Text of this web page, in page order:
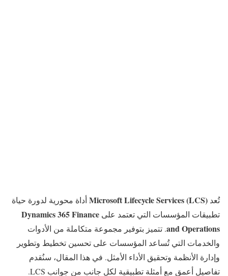
تُعد Microsoft Lifecycle Services (LCS)أداة محورية لدورة حياة
تطبيقات المؤسسات التي تعتمد على Dynamics 365 Finance
and Operations. تتميز بتوفير مجموعة متكاملة من الأدوات
والخدمات التي تُساعد المؤسسات على تحسين تخطيط وتطوير
وإدارة الأنظمة وتحقيق الأداء الأمثل. في هذا المقال، سنُقدم
تفاصيل أعمق مع أمثلة تطبيقية لكل جانب من جوانب LCS.